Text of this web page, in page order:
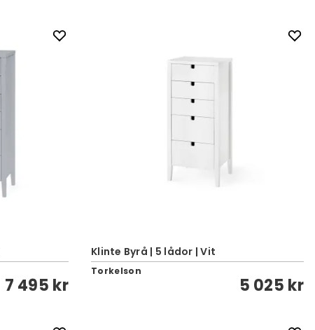
7 495 kr
Klinte Byrå | 5 lådor | Vit
Torkelson
5 025 kr